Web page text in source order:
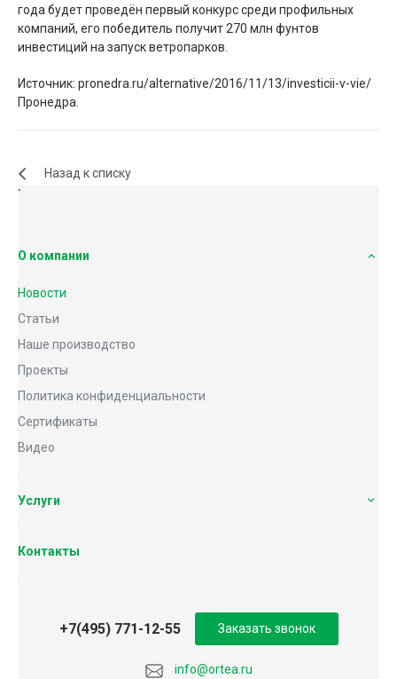
года будет проведён первый конкурс среди профильных
компаний, его победитель получит 270 млн фунтов
инвестиций на запуск ветропарков.
Источник: pronedra.ru/alternative/2016/11/13/investicii-v-vie/
Пронедра.
Назад к списку
`
О компании
Новости
Статьи
Наше производство
Проекты
Политика конфиденциальности
Сертификаты
Видео
Услуги
Контакты
info@ortea.ru
+7(495) 771-12-55 Заказать звонок